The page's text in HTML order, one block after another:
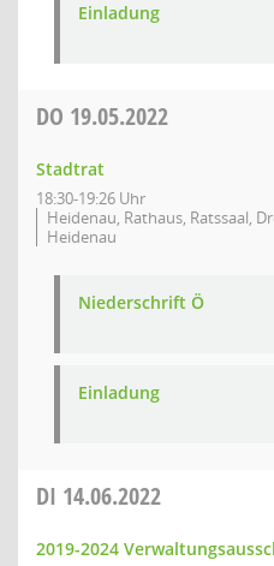
Einladung
DO 19.05.2022
Stadtrat
18:30-19:26 Uhr
Heidenau, Rathaus, Ratssaal,
Heidenau
Niederschrift Ö
Einladung
DI 14.06.2022
2019-2024